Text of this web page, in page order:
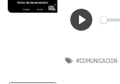
#COMUNICACION